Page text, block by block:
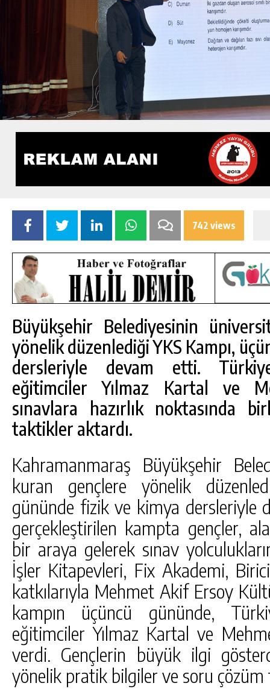
742 views
Büyükşehir Belediyesinin
yönelik düzenlediği YKS Kampı,
dersleriyle devam etti.
eğitimciler Yılmaz Kartal ve
sınavlara hazırlık noktasında
taktikler aktardı.
Kahramanmaraş Büyükşehir
kuran gençlere yönelik
gününde fizik ve kimya dersleriyle
gerçekleştirilen kampta gençler,
bir araya gelerek sınav
İşler Kitapevleri, Fix Akademi,
katkılarıyla Mehmet Akif Ersoy
kampın üçüncü gününde,
eğitimciler Yılmaz Kartal ve
verdi. Gençlerin büyük ilgi
yönelik pratik bilgiler ve soru çözüm
GÜNLÜK HABER AKIŞI
GÖKSUN HAFIZLIK KIZ KUR’AN KURSU
ÖĞRENCILERINE DARENDE GEZISI.